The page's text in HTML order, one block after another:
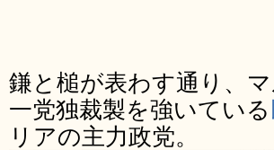
鎌と槌が表わす通り、
一党独裁製を強いている
リアの主力政党。